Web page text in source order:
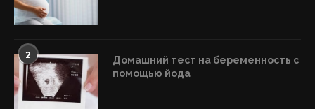
2
Домашний тест на беременность с
помощью йода